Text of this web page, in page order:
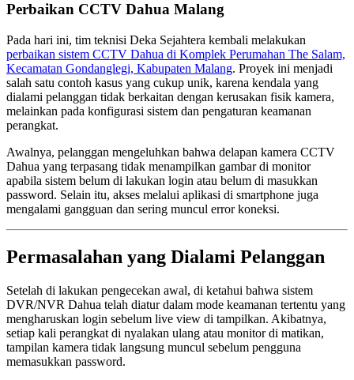
Perbaikan CCTV Dahua Malang
Pada hari ini, tim teknisi Deka Sejahtera kembali melakukan
perbaikan sistem CCTV Dahua di Komplek Perumahan The Salam,
Kecamatan Gondanglegi, Kabupaten Malang. Proyek ini menjadi
salah satu contoh kasus yang cukup unik, karena kendala yang
dialami pelanggan tidak berkaitan dengan kerusakan fisik kamera,
melainkan pada konfigurasi sistem dan pengaturan keamanan
perangkat.
Awalnya, pelanggan mengeluhkan bahwa delapan kamera CCTV
Dahua yang terpasang tidak menampilkan gambar di monitor
apabila sistem belum di lakukan login atau belum di masukkan
password. Selain itu, akses melalui aplikasi di smartphone juga
mengalami gangguan dan sering muncul error koneksi.
Permasalahan yang Dialami Pelanggan
Setelah di lakukan pengecekan awal, di ketahui bahwa sistem
DVR/NVR Dahua telah diatur dalam mode keamanan tertentu yang
mengharuskan login sebelum live view di tampilkan. Akibatnya,
setiap kali perangkat di nyalakan ulang atau monitor di matikan,
tampilan kamera tidak langsung muncul sebelum pengguna
memasukkan password.